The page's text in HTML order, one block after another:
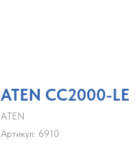
ATEN CC2000-LE
ATEN
Артикул: 6910